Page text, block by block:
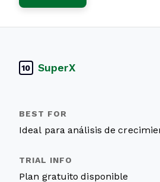
10 SuperX
Ideal para análisis de
Plan gratuito disponible